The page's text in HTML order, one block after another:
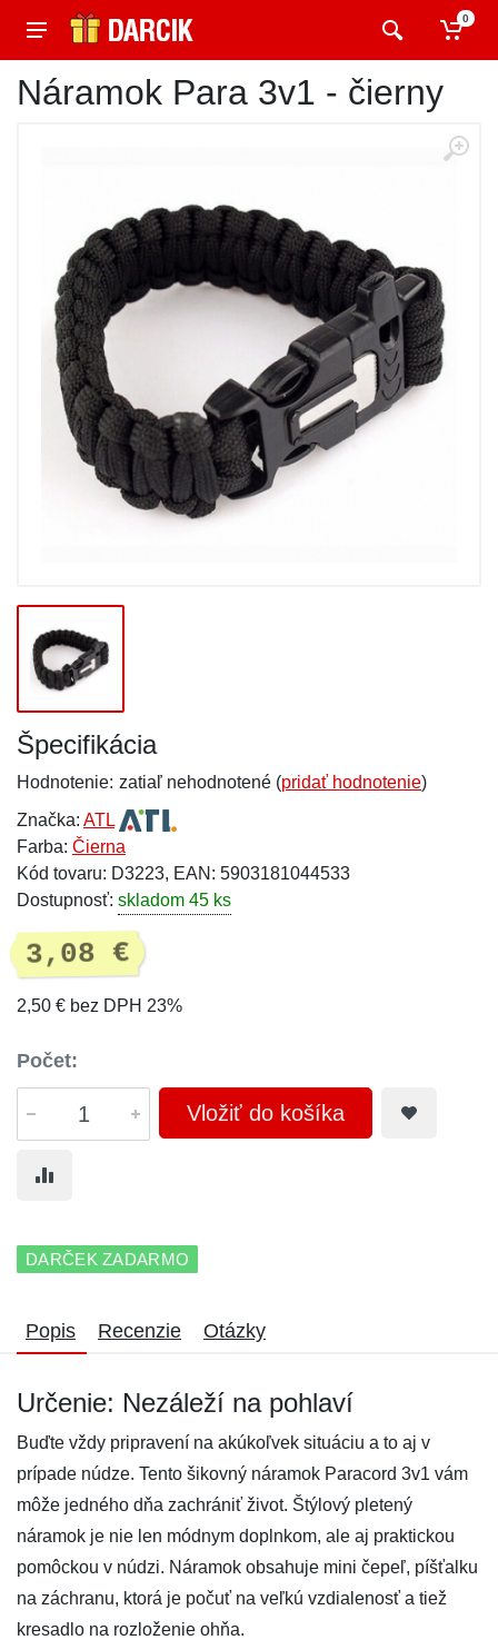
0
Náramok Para 3v1 - čierny
Špecifikácia
Hodnotenie: zatiaľ nehodnotené (pridať hodnotenie)
Značka: ATL
Farba: Čierna
Kód tovaru: D3223, EAN: 5903181044533
Dostupnosť: skladom 45 ks
3,08 €
2,50 € bez DPH 23%
Počet:
Vložiť do košíka
DARČEK ZADARMO
Popis Recenzie Otázky
Určenie: Nezáleží na pohlaví
Buďte vždy pripravení na akúkoľvek situáciu a to aj v
prípade núdze. Tento šikovný náramok Paracord 3v1 vám
môže jedného dňa zachrániť život. Štýlový pletený
náramok je nie len módnym doplnkom, ale aj praktickou
pomôckou v núdzi. Náramok obsahuje mini čepeľ, píšťalku
na záchranu, ktorá je počuť na veľkú vzdialenosť a tiež
kresadlo na rozloženie ohňa.